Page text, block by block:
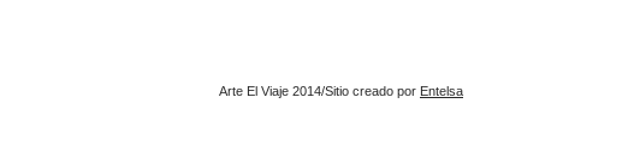
Arte El Viaje 2014/Sitio creado por Entelsa